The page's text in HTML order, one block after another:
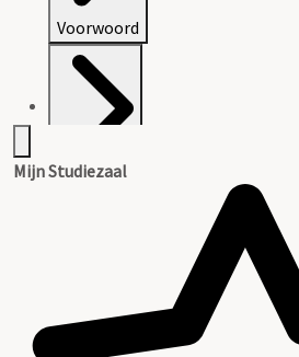
Voorwoord
Inventaris
Mijn Studiezaal